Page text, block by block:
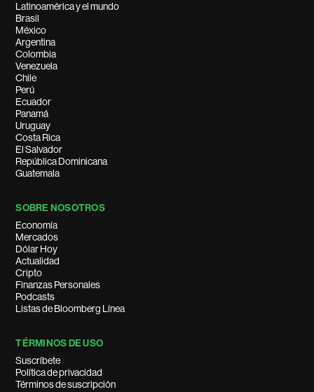
Latinoamérica y el mundo
Brasil
México
Argentina
Colombia
Venezuela
Chile
Perú
Ecuador
Panamá
Uruguay
Costa Rica
El Salvador
República Dominicana
Guatemala
SOBRE NOSOTROS
Economía
Mercados
Dólar Hoy
Actualidad
Cripto
Finanzas Personales
Podcasts
Listas de Bloomberg Línea
TÉRMINOS DE USO
Suscríbete
Política de privacidad
Términos de suscripción